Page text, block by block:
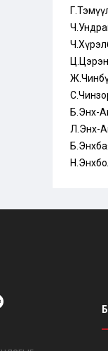
Б.Энх-
Л.Энх-